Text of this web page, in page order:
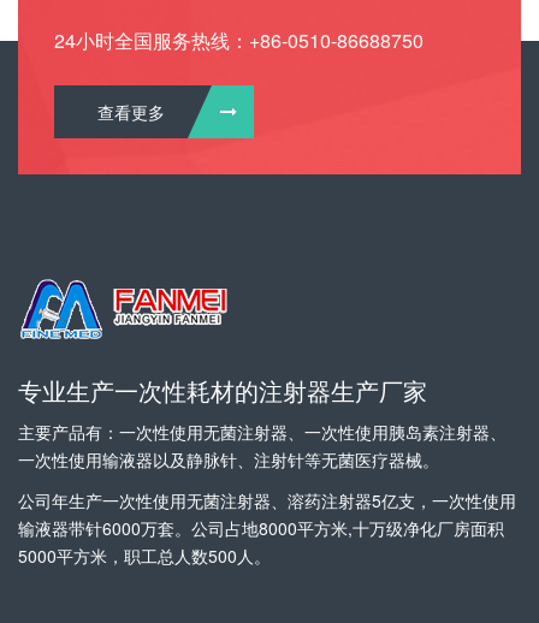
24小时全国服务热线：+86-0510-86688750
查看更多
专业生产一次性耗材的注射器生产厂家
主要产品有：一次性使用无菌注射器、一次性使用胰岛素注射器、
一次性使用输液器以及静脉针、注射针等无菌医疗器械。
公司年生产一次性使用无菌注射器、溶药注射器5亿支，一次性使用
输液器带针6000万套。公司占地8000平方米,十万级净化厂房面积
5000平方米，职工总人数500人。